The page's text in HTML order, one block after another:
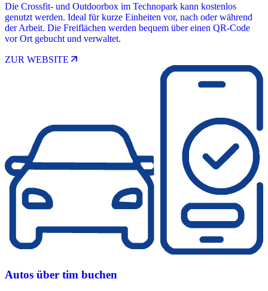
Die Crossfit- und Outdoorbox im Technopark kann kostenlos
genutzt werden. Ideal für kurze Einheiten vor, nach oder während
der Arbeit. Die Freiflächen werden bequem über einen QR-Code
vor Ort gebucht und verwaltet.
ZUR WEBSITE arrow_outward
Autos über tim buchen